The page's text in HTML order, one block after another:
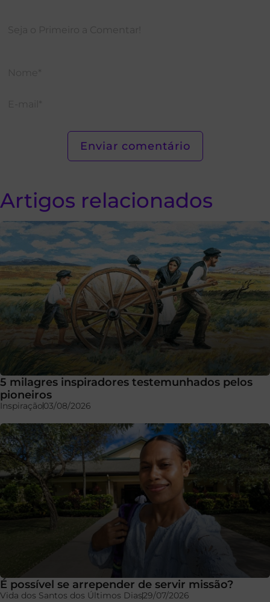
Artigos relacionados
5 milagres inspiradores testemunhados pelos
pioneiros
Inspiração03/08/2026
É possível se arrepender de servir missão?
Vida dos Santos dos Últimos Dias29/07/2026